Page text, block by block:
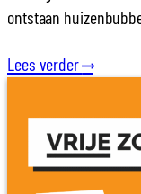
ontstaan
Lees verder⟶